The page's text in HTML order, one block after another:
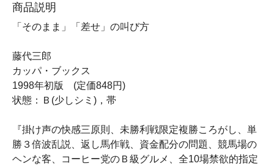
商品説明
「そのまま」「差せ」の叫び方
藤代三郎
カッパ・ブックス
1998年初版 (定価848円)
状態：Ｂ(少しシミ)，帯
『掛け声の快感三原則、未勝利戦限定複勝ころがし、単
勝３倍波乱説、返し馬作戦、資金配分の問題、競馬場の
ヘンな客、コーヒー党のＢ級グルメ、全10場禁欲的指定